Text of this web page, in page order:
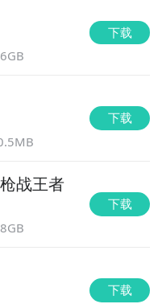
下载
下载
战王者
下载
下载